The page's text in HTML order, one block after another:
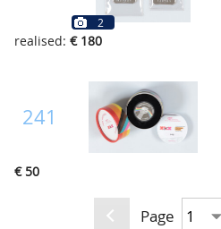
2
realised: € 180
241
€ 50
Page